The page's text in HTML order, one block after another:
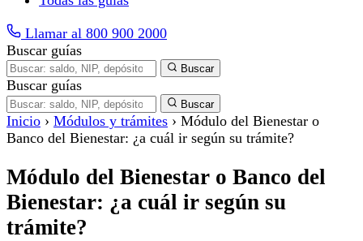
Llamar al 800 900 2000
Buscar guías
Buscar
Buscar guías
Buscar
Inicio › Módulos y trámites › Módulo del Bienestar o
Banco del Bienestar: ¿a cuál ir según su trámite?
Módulo del Bienestar o Banco del
Bienestar: ¿a cuál ir según su
trámite?